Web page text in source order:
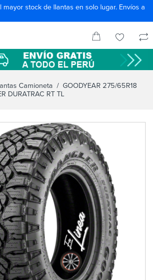
mayor stock de llantas en solo lugar. Envíos a
Camioneta / GOODYEAR 275/65R18
DURATRAC RT TL